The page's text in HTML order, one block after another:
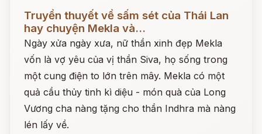
Đọc ngay
Truyền thuyết về sấm sét của Thái Lan
hay chuyện Mekla và...
Ngày xửa ngày xưa, nữ thần xinh đẹp Mekla
vốn là vợ yêu của vị thần Siva, họ sống trong
một cung điện to lớn trên mây. Mekla có một
quả cầu thủy tinh kì diệu - món quà của Long
Vương cha nàng tặng cho thần Indhra mà nàng
lén lấy về.